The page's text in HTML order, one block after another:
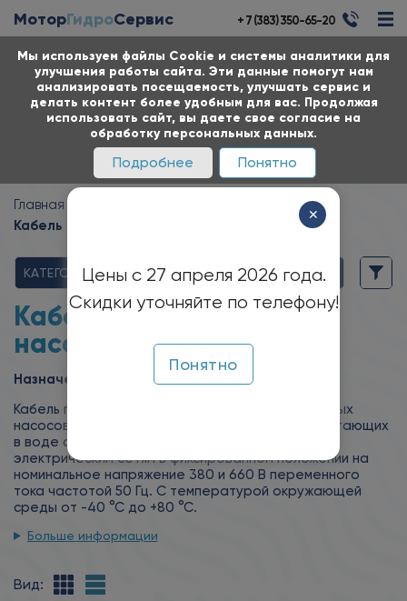
Мы используем файлы Cookie и системы аналитики для
улучшения работы сайта. Эти данные помогут нам
анализировать посещаемость, улучшать сервис и
делать контент более удобным для вас. Продолжая
использовать сайт, вы даете свое согласие на
обработку персональных данных.
Подробнее Понятно
МоторГидроСервис + 7 (383) 350-65-20
Главная
Кабель для погружных насосов ВПП
КАТЕГОРИИ
Кабель для погружных
насосов
ВПП
Назначение:
Кабель предназначен для подключения погружных
насосов и электродвигателей, длительно работающих
в воде артезианских скважин под давлением, к
электрическим сетям в фиксированном положении на
номинальное напряжение 380 и 660 В переменного
тока частотой 50 Гц. С температурой окружающей
среды от -40 °С до +80 °С.
Больше информации
Вид:
✕
Цены с 27 апреля 2026 года.
Скидки уточняйте по телефону!
Понятно